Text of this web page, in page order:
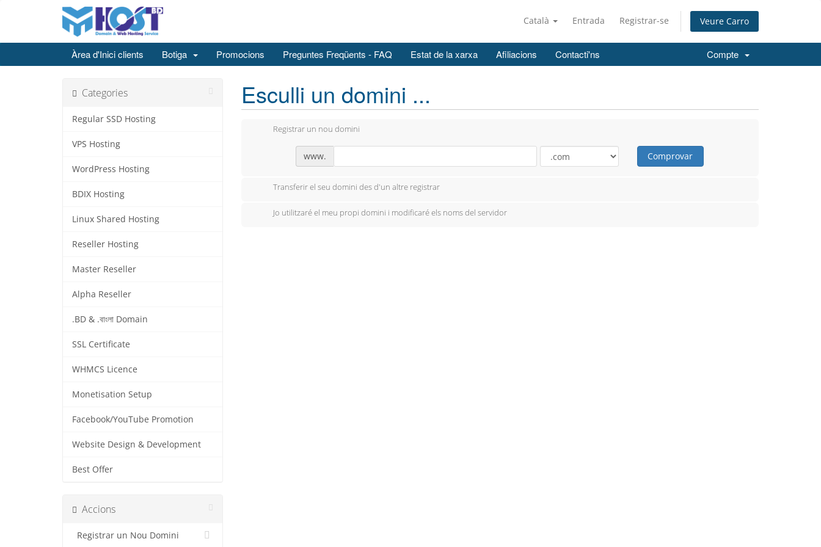
Català Entrada Registrar-se Veure Carro
Àrea d'Inici clients Botiga Promocions Preguntes Freqüents - FAQ Estat de la xarxa Afiliacions Contacti'ns Compte
Categories
Regular SSD Hosting
VPS Hosting
WordPress Hosting
BDIX Hosting
Linux Shared Hosting
Reseller Hosting
Master Reseller
Alpha Reseller
.BD & .বাংলা Domain
SSL Certificate
WHMCS Licence
Monetisation Setup
Facebook/YouTube Promotion
Website Design & Development
Best Offer
Accions
Registrar un Nou Domini
Esculli un domini ...
Registrar un nou domini
www. Comprovar
Transferir el seu domini des d'un altre registrar
Jo utilitzaré el meu propi domini i modificaré els noms del servidor